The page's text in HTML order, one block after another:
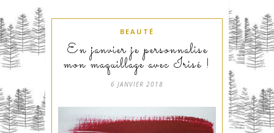
BEAUTÉ
En janvier je personnalise
mon maquillage avec Irisé !
6 JANVIER 2018